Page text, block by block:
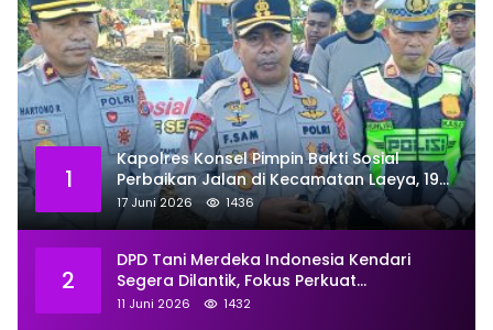
1
Kapolres Konsel Pimpin Bakti Sosial
Perbaikan Jalan di Kecamatan Laeya, 19
Titik Rusak Siap Ditambal
17 Juni 2026 1436
2
DPD Tani Merdeka Indonesia Kendari
Segera Dilantik, Fokus Perkuat
Pemberdayaan
11 Juni 2026 1432